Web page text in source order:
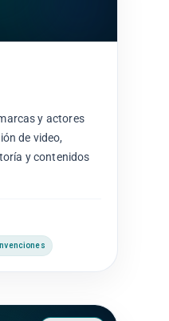
y actores
de video,
y contenidos